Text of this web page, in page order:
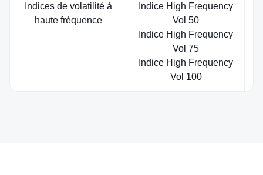
Indices de volatilité à
haute fréquence
Indice High Frequency
Vol 50
Indice High Frequency
Vol 75
Indice High Frequency
Vol 100